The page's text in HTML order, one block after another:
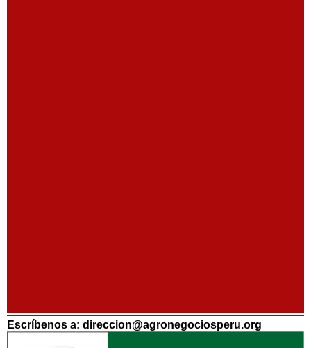
Escríbenos a: direccion@agronegociosperu.org